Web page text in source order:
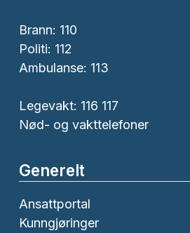
Brann: 110
Politi: 112
Ambulanse: 113
Legevakt: 116 117
Nød- og vakttelefoner
Generelt
Ansattportal
Kunngjøringer